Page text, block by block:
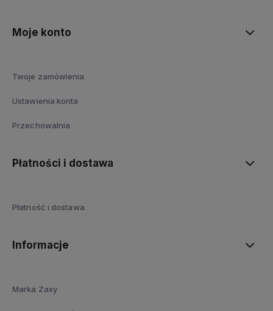
Moje konto
Twoje zamówienia
Ustawienia konta
Przechowalnia
Płatności i dostawa
Płatność i dostawa
Informacje
Marka Zaxy